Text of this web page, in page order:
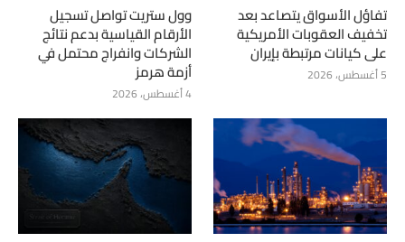
تفاؤل الأسواق يتصاعد بعد
تخفيف العقوبات الأمريكية
على كيانات مرتبطة بإيران
5 أغسطس، 2026
وول ستريت تواصل تسجيل
الأرقام القياسية بدعم نتائج
الشركات وانفراج محتمل في
أزمة هرمز
4 أغسطس، 2026